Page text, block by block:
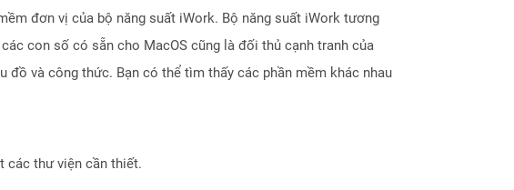
đơn vị của bộ năng suất iWork. Bộ năng suất iWork tương
con số có sẵn cho MacOS cũng là đối thủ cạnh tranh của
và công thức. Bạn có thể tìm thấy các phần mềm khác nhau
các thư viện cần thiết.